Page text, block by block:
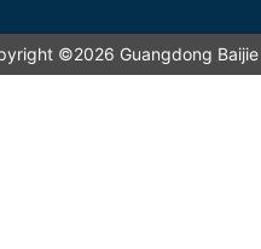
©2026 Guangdong